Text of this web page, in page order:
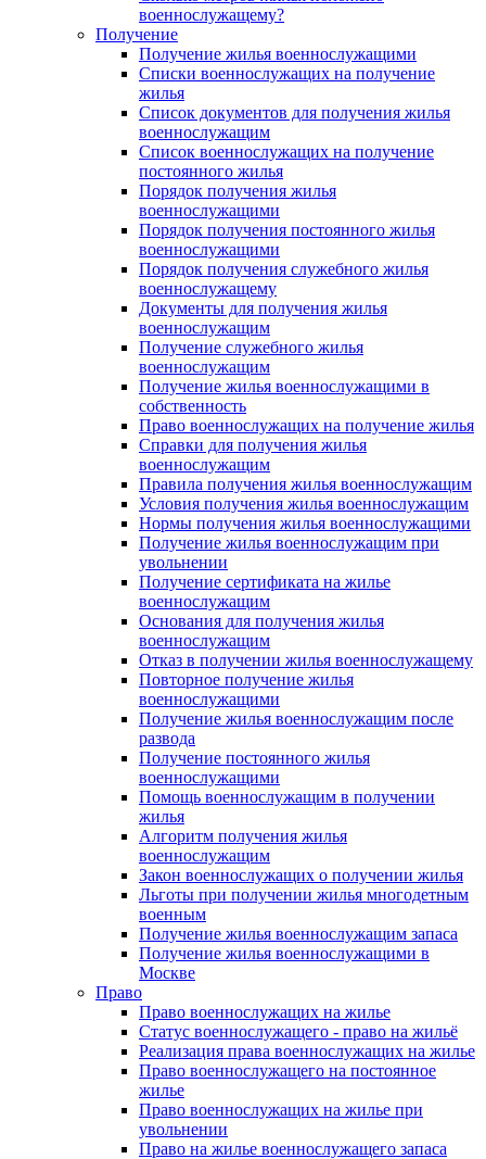
военнослужащему?
Получение
Получение жилья военнослужащими
Списки военнослужащих на получение
жилья
Список документов для получения жилья
военнослужащим
Список военнослужащих на получение
постоянного жилья
Порядок получения жилья
военнослужащими
Порядок получения постоянного жилья
военнослужащими
Порядок получения служебного жилья
военнослужащему
Документы для получения жилья
военнослужащим
Получение служебного жилья
военнослужащим
Получение жилья военнослужащими в
собственность
Право военнослужащих на получение жилья
Справки для получения жилья
военнослужащим
Правила получения жилья военнослужащим
Условия получения жилья военнослужащим
Нормы получения жилья военнослужащими
Получение жилья военнослужащим при
увольнении
Получение сертификата на жилье
военнослужащим
Основания для получения жилья
военнослужащим
Отказ в получении жилья военнослужащему
Повторное получение жилья
военнослужащими
Получение жилья военнослужащим после
развода
Получение постоянного жилья
военнослужащими
Помощь военнослужащим в получении
жилья
Алгоритм получения жилья
военнослужащим
Закон военнослужащих о получении жилья
Льготы при получении жилья многодетным
военным
Получение жилья военнослужащим запаса
Получение жилья военнослужащими в
Москве
Право
Право военнослужащих на жилье
Статус военнослужащего - право на жильё
Реализация права военнослужащих на жилье
Право военнослужащего на постоянное
жилье
Право военнослужащих на жилье при
увольнении
Право на жилье военнослужащего запаса